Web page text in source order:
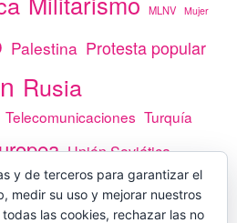
MLNV Mujer
Palestina Protesta popular
Rusia
Telecomunicaciones Turquía
Unión Soviética
y de terceros para garantizar el
medir su uso y mejorar nuestros
las cookies, rechazar las no